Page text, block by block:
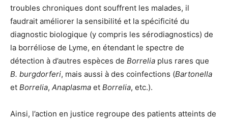
troubles chroniques dont souffrent les malades, il
faudrait améliorer la sensibilité et la spécificité du
diagnostic biologique (y compris les sérodiagnostics) de
la borréliose de Lyme, en étendant le spectre de
détection à d’autres espèces de Borrelia plus rares que
B. burgdorferi, mais aussi à des coinfections (Bartonella
et Borrelia, Anaplasma et Borrelia, etc.).
Ainsi, l’action en justice regroupe des patients atteints de